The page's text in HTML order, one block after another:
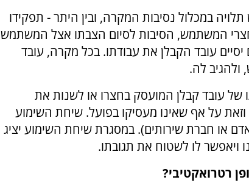
במכלול נסיבות המקרה, ובין היתר - תפקידו
המשתמש, הסיבות לסיום הצבתו אצל המשתמש
עובד הקבלן את עבודתו. בכל מקרה, עובד
לה.
עובד קבלן המועסק בחצרו או לשנות את
וזאת על אף שאינו מעסיקו בפועל. שיחת השימוע
או חברת שירותים). במסגרת שיחת השימוע יציג
ויאפשר לו לשטוח את תגובתו.
רטרואקטיבי?